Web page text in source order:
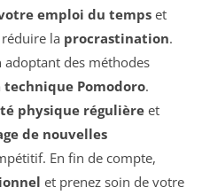
emploi du temps et
la procrastination.
adoptant des méthodes
technique Pomodoro.
physique régulière et
de nouvelles
En fin de compte,
et prenez soin de votre